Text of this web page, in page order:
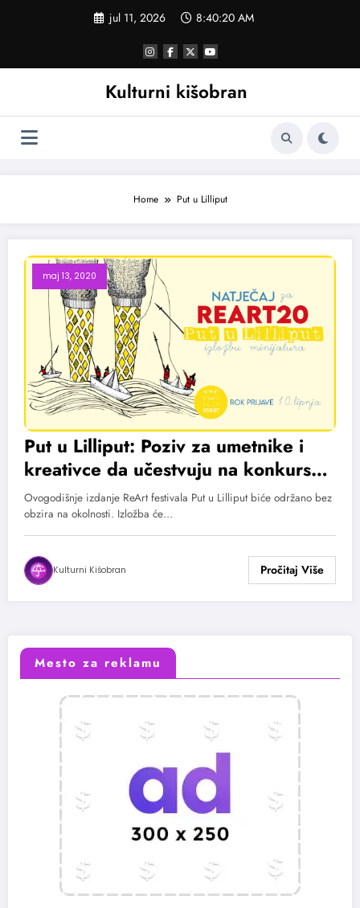
jul 11, 2026 8:40:21 AM
Kulturni kišobran
Home Put u Lilliput
maj 13, 2020
Put u Lilliput: Poziv za umetnike i
kreativce da učestvuju na konkursu
za izložbu minijatura
Ovogodišnje izdanje ReArt festivala Put u Lilliput biće održano bez
obzira na okolnosti. Izložba će…
Kulturni Kišobran
Mesto za reklamu